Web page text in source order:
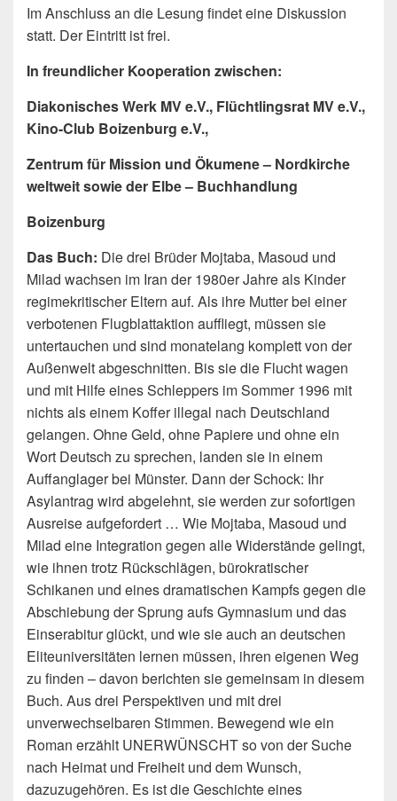
Im Anschluss an die Lesung findet eine Diskussion
statt. Der Eintritt ist frei.
In freundlicher Kooperation zwischen:
Diakonisches Werk MV e.V., Flüchtlingsrat MV e.V.,
Kino-Club Boizenburg e.V.,
Zentrum für Mission und Ökumene – Nordkirche
weltweit sowie der Elbe – Buchhandlung
Boizenburg
Das Buch: Die drei Brüder Mojtaba, Masoud und
Milad wachsen im Iran der 1980er Jahre als Kinder
regimekritischer Eltern auf. Als ihre Mutter bei einer
verbotenen Flugblattaktion auffliegt, müssen sie
untertauchen und sind monatelang komplett von der
Außenwelt abgeschnitten. Bis sie die Flucht wagen
und mit Hilfe eines Schleppers im Sommer 1996 mit
nichts als einem Koffer illegal nach Deutschland
gelangen. Ohne Geld, ohne Papiere und ohne ein
Wort Deutsch zu sprechen, landen sie in einem
Auffanglager bei Münster. Dann der Schock: Ihr
Asylantrag wird abgelehnt, sie werden zur sofortigen
Ausreise aufgefordert … Wie Mojtaba, Masoud und
Milad eine Integration gegen alle Widerstände gelingt,
wie ihnen trotz Rückschlägen, bürokratischer
Schikanen und eines dramatischen Kampfs gegen die
Abschiebung der Sprung aufs Gymnasium und das
Einserabitur glückt, und wie sie auch an deutschen
Eliteuniversitäten lernen müssen, ihren eigenen Weg
zu finden – davon berichten sie gemeinsam in diesem
Buch. Aus drei Perspektiven und mit drei
unverwechselbaren Stimmen. Bewegend wie ein
Roman erzählt UNERWÜNSCHT so von der Suche
nach Heimat und Freiheit und dem Wunsch,
dazuzugehören. Es ist die Geschichte eines